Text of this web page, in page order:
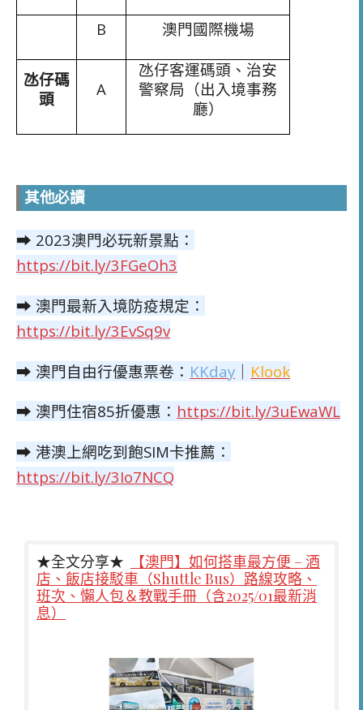
B
澳門國際機場
氹仔碼
頭
A
氹仔客運碼頭、治安
警察局（出入境事務
廳）
其他必讀
➡ 2023澳門必玩新景點：
https://bit.ly/3FGeOh3
➡ 澳門最新入境防疫規定：
https://bit.ly/3EvSq9v
➡ 澳門自由行優惠票卷： KKday ｜ Klook
➡ 澳門住宿85折優惠： https://bit.ly/3uEwaWL
➡ 港澳上網吃到飽SIM卡推薦：
https://bit.ly/3Io7NCQ
★全文分享★
【澳門】如何搭車最方便 – 酒
店、飯店接駁車（Shuttle Bus）路線攻略、
班次、懶人包＆教戰手冊（含2025/01最新消
息）